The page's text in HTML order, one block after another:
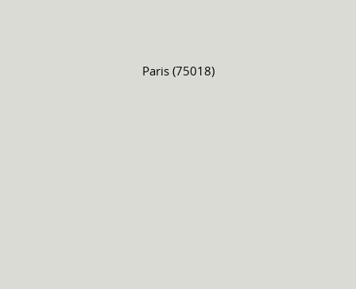
Paris (75018)